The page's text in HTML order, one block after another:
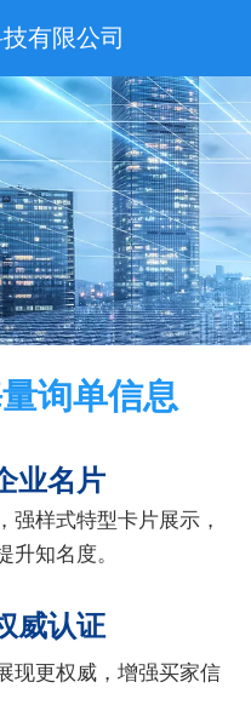
有限公司
询单信息
业名片
强样式特型卡片展示，
知名度。
威认证
现更权威，增强买家信